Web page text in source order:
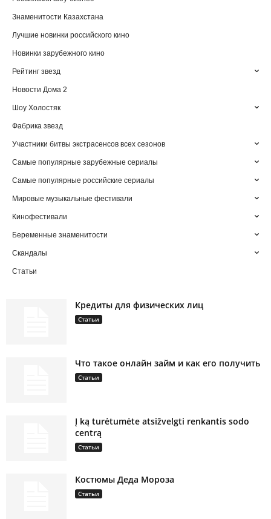
Знаменитости Казахстана
Лучшие новинки российского кино
Новинки зарубежного кино
Рейтинг звезд
Новости Дома 2
Шоу Холостяк
Фабрика звезд
Участники битвы экстрасенсов всех сезонов
Самые популярные зарубежные сериалы
Самые популярные российские сериалы
Мировые музыкальные фестивали
Кинофестивали
Беременные знаменитости
Скандалы
Статьи
Кредиты для физических лиц
Статьи
Что такое онлайн займ и как его получить
Статьи
Į ką turėtumėte atsižvelgti renkantis sodo
centrą
Статьи
Костюмы Деда Мороза
Статьи